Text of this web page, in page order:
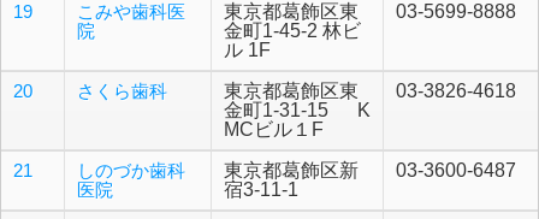
19
こみや歯科医
院
東京都葛飾区東
金町1-45-2 林ビ
ル 1F
03-5699-8888
20 さくら歯科
東京都葛飾区東
金町1-31-15 K
MCビル１F
03-3826-4618
21
しのづか歯科
医院
東京都葛飾区新
宿3-11-1
03-3600-6487